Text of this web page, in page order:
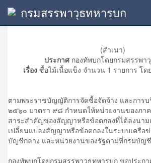
กรมสรรพาวุธทหารบก
ข้อมูลสาระสำคัญในสัญญา
(สำเนา)
ประกาศกองทัพบกโดยกรมสรรพา
เรื่องซื้อไม้เนื้อแข็ง จำนวน 1 รายการ โด
ตามพระราชบัญญัติการจัดซื้อจัดจ้าง และการ
๒๕๖๐ มาตรา ๙๘ กำหนดให้หน่วยงานของภาค
สาระสำคัญของสัญญาหรือข้อตกลงที่ได้ลงนาม
เปลี่ยนแปลงสัญญาหรือข้อตกลงในระบบเครือ
บัญชีกลาง และหน่วยงานของรัฐตามที่กรมบัญ
กองทัพบกโดยกรมสรรพาวุธทหารบก ขอประก